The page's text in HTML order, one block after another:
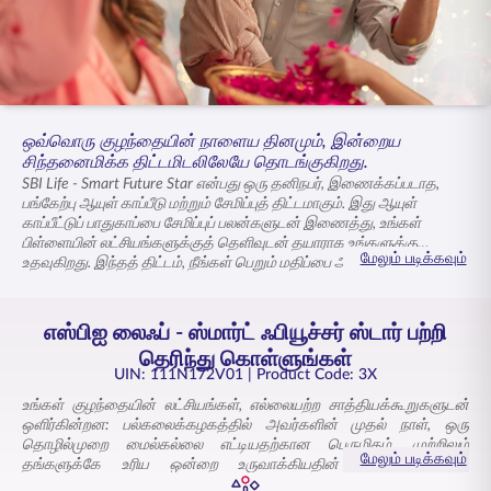
ஆன்லைனில் வாங்குங்கள் பிரீமியம் செலுத்துங்கள்
ஒவ்வொரு குழந்தையின் நாளைய தினமும், இன்றைய
சிந்தனைமிக்க திட்டமிடலிலேயே தொடங்குகிறது.
SBI Life - Smart Future Star என்பது ஒரு தனிநபர், இணைக்கப்படாத,
பங்கேற்பு ஆயுள் காப்பீடு மற்றும் சேமிப்புத் திட்டமாகும். இது ஆயுள்
காப்பீட்டுப் பாதுகாப்பை சேமிப்புப் பலன்களுடன் இணைத்து, உங்கள்
பிள்ளையின் லட்சியங்களுக்குத் தெளிவுடன் தயாராக உங்களுக்கு
உதவுகிறது. இந்தத் திட்டம், நீங்கள் பெறும் மதிப்பை அதிகரிக்கும்
சூழ்நிலைகள் மாறும்போதும் பங்களிப்புகளைத் தொடரச் செய்து, உங்கள்
பிள்ளையின் பயணம் முழுவதும் அவர்களின் இலக்குகளைப்
பாதுகாக்கிறது. பாலிசி விதிமுறைகளை உங்கள் பிள்ளையின் வயது மற்றும்
கல்வி கால அட்டவணைக்கு ஏற்ப அமைத்துக் கொள்ளலாம். பாலிசி
முதிர்வடையும்போது, உங்கள் பிள்ளை தங்களுக்காகக் கற்பனை செய்யும்
கல்வி மற்றும் வாய்ப்புகளுக்கு ஆதரவளிக்கும் ஒரு மொத்தத்
தொகையை நீங்கள் பெறுவீர்கள்.
மேலும் படிக்கவும்
எஸ்பிஐ லைஃப் - ஸ்மார்ட் ஃபியூச்சர் ஸ்டார் பற்றி
தெரிந்து கொள்ளுங்கள்
UIN: 111N172V01
| Product Code: 3X
உங்கள் குழந்தையின் லட்சியங்கள், எல்லையற்ற சாத்தியக்கூறுகளுடன்
ஒளிர்கின்றன: பல்கலைக்கழகத்தில் அவர்களின் முதல் நாள், ஒரு
தொழில்முறை மைல்கல்லை எட்டியதற்கான பெருமிதம், முற்றிலும்
தங்களுக்கே உரிய ஒன்றை உருவாக்கியதின் மகிழ்ச்சி. இந்த
விலைமதிப்பற்ற தருணங்கள் அவற்றின் சொந்த கால அட்டவணையில்
மேலும் படிக்கவும்